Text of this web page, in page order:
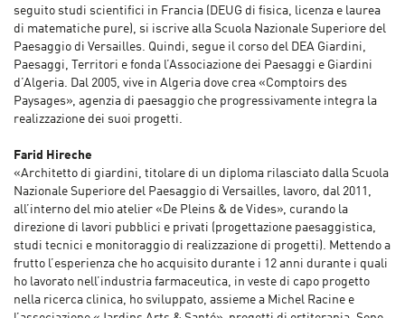
seguito studi scientifici in Francia (DEUG di fisica, licenza e laurea
di matematiche pure), si iscrive alla Scuola Nazionale Superiore del
Paesaggio di Versailles. Quindi, segue il corso del DEA Giardini,
Paesaggi, Territori e fonda l’Associazione dei Paesaggi e Giardini
d’Algeria. Dal 2005, vive in Algeria dove crea «Comptoirs des
Paysages», agenzia di paesaggio che progressivamente integra la
realizzazione dei suoi progetti.
Farid Hireche
«Architetto di giardini, titolare di un diploma rilasciato dalla Scuola
Nazionale Superiore del Paesaggio di Versailles, lavoro, dal 2011,
all’interno del mio atelier «De Pleins & de Vides», curando la
direzione di lavori pubblici e privati (progettazione paesaggistica,
studi tecnici e monitoraggio di realizzazione di progetti). Mettendo a
frutto l’esperienza che ho acquisito durante i 12 anni durante i quali
ho lavorato nell’industria farmaceutica, in veste di capo progetto
nella ricerca clinica, ho sviluppato, assieme a Michel Racine e